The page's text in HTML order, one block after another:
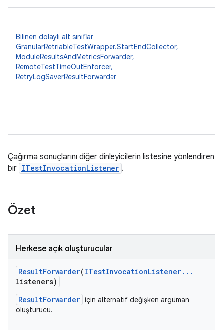
Bilinen dolaylı alt sınıflar
GranularRetriableTestWrapper.StartEndCollector,
ModuleResultsAndMetricsForwarder,
RemoteTestTimeOutEnforcer,
RetryLogSaverResultForwarder
Çağırma sonuçlarını diğer dinleyicilerin listesine yönlendiren
bir ITestInvocationListener .
Özet
Herkese açık oluşturucular
ResultForwarder(ITestInvocationListener. . .
listeners)
ResultForwarder için alternatif değişken argüman
oluşturucu.